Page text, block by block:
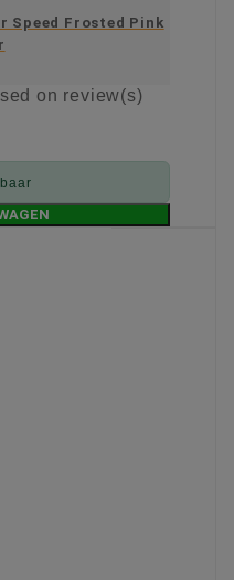
Speed Frosted Pink
on review(s)